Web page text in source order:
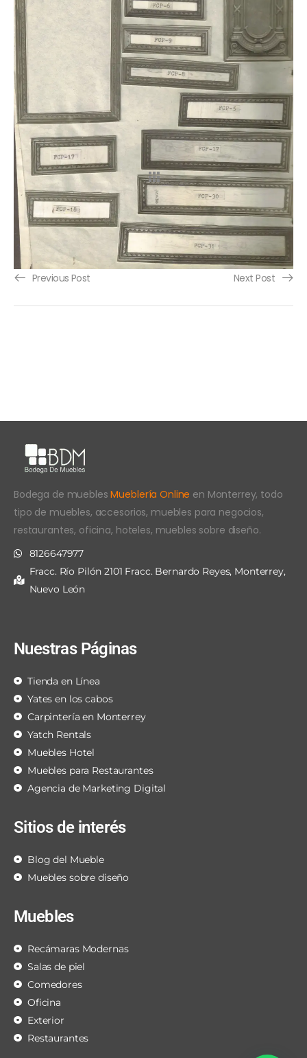
Previous Post Next Post
Bodega de mueblesMueblería Online en Monterrey, todo
tipo de muebles, accesorios, muebles para negocios,
restaurantes, oficina, hoteles, muebles sobre diseño.
8126647977
Fracc. Río Pilón 2101 Fracc. Bernardo Reyes, Monterrey,
Nuevo León
Nuestras Páginas
Tienda en Línea
Yates en los cabos
Carpintería en Monterrey
Yatch Rentals
Muebles Hotel
Muebles para Restaurantes
Agencia de Marketing Digital
Sitios de interés
Blog del Mueble
Muebles sobre diseño
Muebles
Recámaras Modernas
Salas de piel
Comedores
Oficina
Exterior
Restaurantes